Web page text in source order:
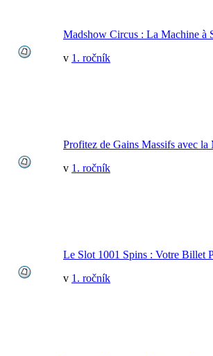
Madshow Circus : La Machine à
v 1. ročník
Profitez de Gains Massifs avec
v 1. ročník
Le Slot 1001 Spins : Votre Billet
v 1. ročník